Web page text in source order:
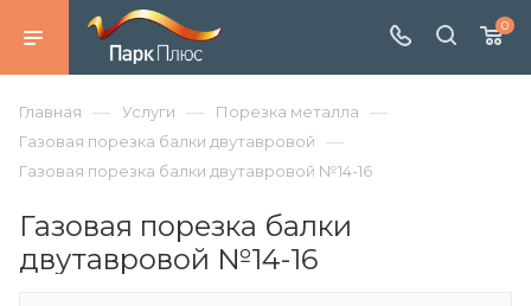
0
Главная — Услуги — Порезка металла —
Газовая порезка балки двутавровой —
Газовая порезка балки двутавровой №14-16
Газовая порезка балки
двутавровой №14-16